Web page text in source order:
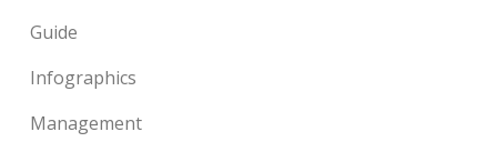
Guide
Infographics
Management